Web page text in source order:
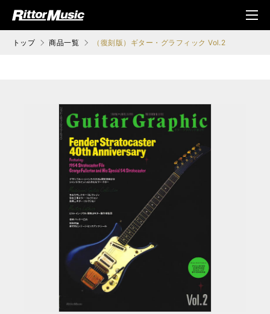
ジック (Rittor Musi
メニ
ュ
トップ 商品一覧 （復刻版）ギター・グラフィック Vol.2